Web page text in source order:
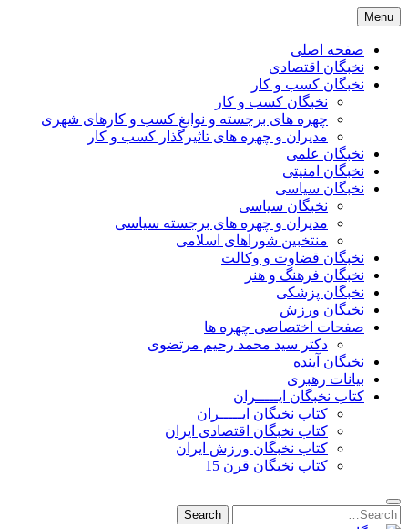
Skip
to
content
Menu
صفحه اصلی
نخبگان اقتصادی
نخبگان کسب و کار
نخبگان کسب و کار
چهره های برجسته و نوابغ کسب و کارهای شهری
مدیران و چهره های تاثیرگذار کسب و کار
نخبگان علمی
نخبگان امنیتی
نخبگان سیاسی
نخبگان سیاسی
مدیران و چهره های برجسته سیاسی
منتخبین شوراهای اسلامی
نخبگان قضاوت و وکالت
نخبگان فرهنگ و هنر
نخبگان پزشکی
نخبگان ورزش
صفحات اختصاصی چهره ها
دکتر سید محمد رحیم مرتضوی
نخبگان آینده
بیانات رهبری
کتاب نخبگان ایـــــران
کتاب نخبگان ایـــــران
کتاب نخبگان اقتصادی ایران
کتاب نخبگان ورزش ایران
کتاب نخبگان قرن 15
Search
for:
Search